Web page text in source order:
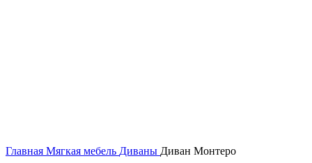
Главная Мягкая мебель Диваны Диван Монтеро